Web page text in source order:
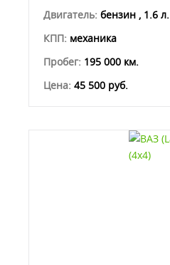
Двигатель: бензин , 1.6 л.
КПП: механика
Пробег: 195 000 км.
Цена: 45 500 руб.